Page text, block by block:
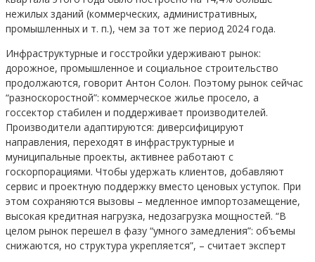
нежилых зданий (коммерческих, административных,
промышленных и т. п.), чем за тот же период 2024 года.
Инфраструктурные и госстройки удерживают рынок:
дорожное, промышленное и социальное строительство
продолжаются, говорит Антон Солон. Поэтому рынок сейчас
“разноскоростной”: коммерческое жилье просело, а
госсектор стабилен и поддерживает производителей.
Производители адаптируются: диверсифицируют
направления, переходят в инфраструктурные и
муниципальные проекты, активнее работают с
госкорпорациями. Чтобы удержать клиентов, добавляют
сервис и проектную поддержку вместо ценовых уступок. При
этом сохраняются вызовы – медленное импортозамещение,
высокая кредитная нагрузка, недозагрузка мощностей. “В
целом рынок перешел в фазу “умного замедления”: объемы
снижаются, но структура укрепляется”, – считает эксперт